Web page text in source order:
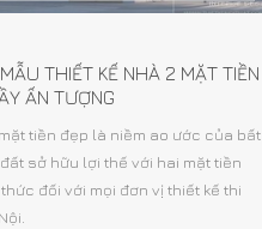
THIẾT KẾ NHÀ 2 MẶT TIỀN
ẤN TƯỢNG
tiền đẹp là niềm ao ước của bất
sở hữu lợi thế với hai mặt tiền
đối với mọi đơn vị thiết kế thi